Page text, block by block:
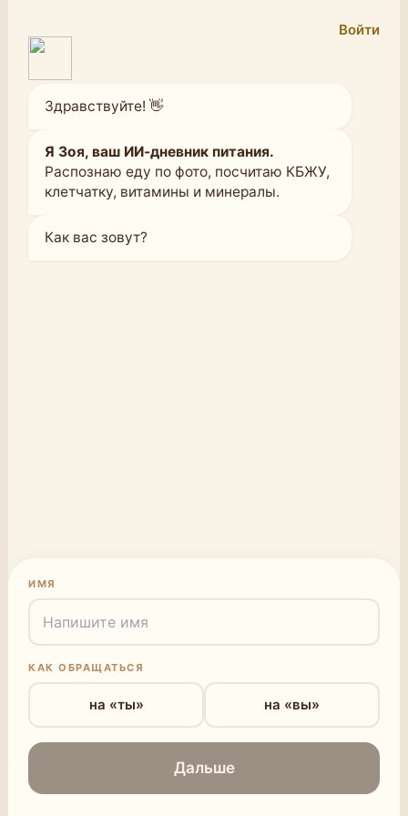
Войти
Здравствуйте! 👋
Я Зоя, ваш ИИ-дневник питания.
Распознаю еду по фото, посчитаю КБЖУ,
клетчатку, витамины и минералы.
Как вас зовут?
ИМЯ
КАК ОБРАЩАТЬСЯ
на «ты» на «вы»
Дальше